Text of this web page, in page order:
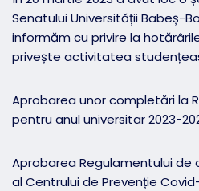
Senatului Universității Babeș-
informăm cu privire la
privește activitatea
Aprobarea unor completări la
pentru anul universitar 2023-
Aprobarea Regulamentului de
al Centrului de Prevenție